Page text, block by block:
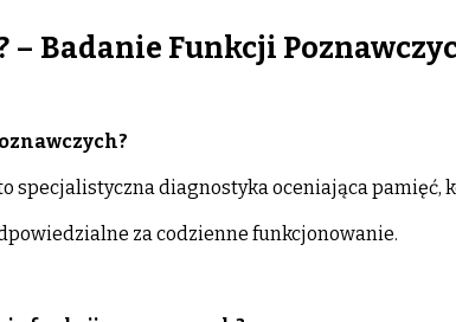
– Badanie Funkcji
specjalistyczna diagnostyka oceniająca pamięć,
za codzienne funkcjonowanie.